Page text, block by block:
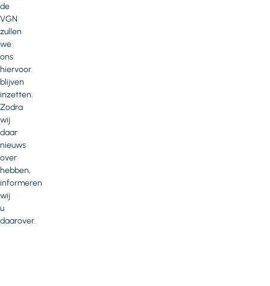
de
VGN
zullen
we
ons
hiervoor
blijven
inzetten.
Zodra
wij
daar
nieuws
over
hebben,
informeren
wij
u
daarover.